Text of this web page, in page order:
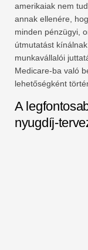
amerikaiak nem
annak ellenére,
minden pénzügyi,
útmutatást
munkavállalói
Medicare-ba való
lehetőségként
A
nyugdíj-